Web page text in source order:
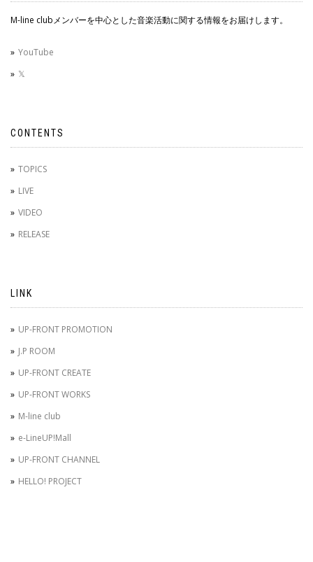
M-line clubメンバーを中心とした音楽活動に関する情報をお届けします。
YouTube
𝕏
CONTENTS
TOPICS
LIVE
VIDEO
RELEASE
LINK
UP-FRONT PROMOTION
J.P ROOM
UP-FRONT CREATE
UP-FRONT WORKS
M-line club
e-LineUP!Mall
UP-FRONT CHANNEL
HELLO! PROJECT